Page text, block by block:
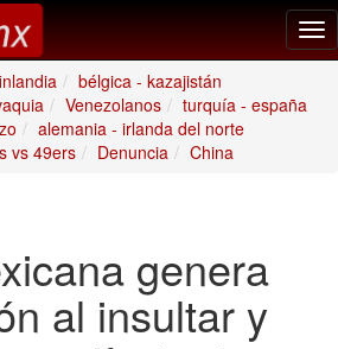
bélgica - kazajistán
Venezolanos
turquía - españa
alemania - irlanda del norte
vs 49ers
Denuncia China
genera
al insultar y